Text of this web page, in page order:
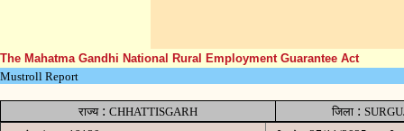
The Mahatma Gandhi National Rural Employment Guarantee Act
Mustroll Report
राज्य: CHHATTISGARH जिला :